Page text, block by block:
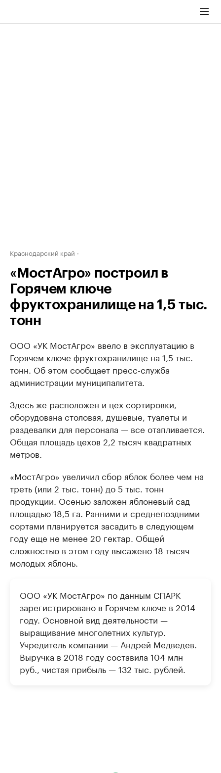
Краснодарский край
«МостАгро» построил в
Горячем ключе
фруктохранилище на 1,5 тыс.
тонн
ООО «УК МостАгро» ввело в эксплуатацию в
Горячем ключе фруктохранилище на 1,5 тыс.
тонн. Об этом сообщает пресс-служба
администрации муниципалитета.
Здесь же расположен и цех сортировки,
оборудована столовая, душевые, туалеты и
раздевалки для персонала — все отапливается.
Общая площадь цехов 2,2 тысяч квадратных
метров.
«МостАгро» увеличил сбор яблок более чем на
треть (или 2 тыс. тонн) до 5 тыс. тонн
продукции. Осенью заложен яблоневый сад
площадью 18,5 га. Ранними и среднепоздними
сортами планируется засадить в следующем
году еще не менее 20 гектар. Общей
сложностью в этом году высажено 18 тысяч
молодых яблонь.
ООО «УК МостАгро» по данным СПАРК
зарегистрировано в Горячем ключе в 2014
году. Основной вид деятельности —
выращивание многолетних культур.
Учредитель компании — Андрей Медведев.
Выручка в 2018 году составила 104 млн
руб., чистая прибыль — 132 тыс. рублей.